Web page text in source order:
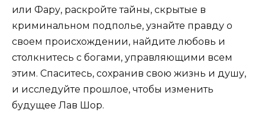
или Фару, раскройте тайны, скрытые в
криминальном подполье, узнайте правду о
своем происхождении, найдите любовь и
столкнитесь с богами, управляющими всем
этим. Спаситесь, сохранив свою жизнь и душу,
и исследуйте прошлое, чтобы изменить
будущее Лав Шор.